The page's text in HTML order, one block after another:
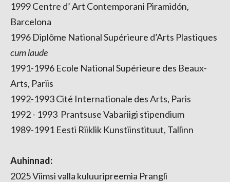
1999 Centre d’ Art Contemporani Piramidón,
Barcelona
1996 Diplôme National Supérieure d’Arts Plastiques
cum laude
1991-1996 Ecole National Supérieure des Beaux-
Arts, Pariis
1992-1993 Cité Internationale des Arts, Paris
1992 - 1993 Prantsuse Vabariigi stipendium
1989-1991 Eesti Riiklik Kunstiinstituut, Tallinn
Auhinnad:
2025 Viimsi valla kuluuripreemia Prangli